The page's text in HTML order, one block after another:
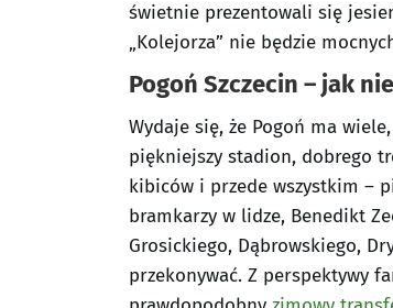
świetnie prezentowali się
„Kolejorza” nie będzie
Pogoń Szczecin – jak
Wydaje się, że Pogoń ma
piękniejszy stadion, dobrego
kibiców i przede wszystkim –
bramkarzy w lidze, Benedikt
Grosickiego, Dąbrowskiego,
przekonywać. Z perspektywy